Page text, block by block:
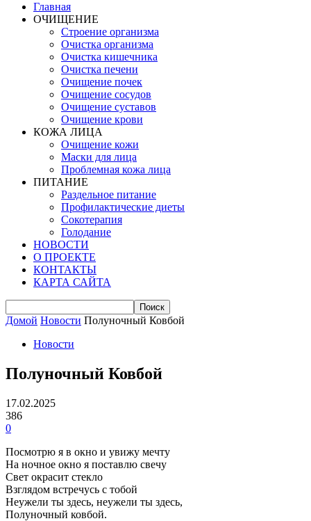
Главная
ОЧИЩЕНИЕ
Строение организма
Очистка организма
Очистка кишечника
Очистка печени
Очищение почек
Очищение сосудов
Очищение суставов
Очищение крови
КОЖА ЛИЦА
Очищение кожи
Маски для лица
Проблемная кожа лица
ПИТАНИЕ
Раздельное питание
Профилактические диеты
Сокотерапия
Голодание
НОВОСТИ
О ПРОЕКТЕ
КОНТАКТЫ
КАРТА САЙТА
Домой Новости Полуночный Ковбой
Новости
Полуночный Ковбой
17.02.2025
386
0
Посмотрю я в окно и увижу мечту
На ночное окно я поставлю свечу
Свет окрасит стекло
Взглядом встречусь с тобой
Неужели ты здесь, неужели ты здесь,
Полуночный ковбой.